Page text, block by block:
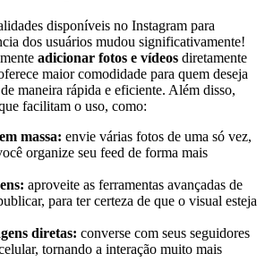
disponíveis no Instagram‌ para
dos usuários‌ mudou⁤ significativamente!
adicionar ⁢fotos ⁣e vídeos diretamente
maior comodidade para ⁢quem deseja
⁣maneira rápida e eficiente. Além disso,
facilitam ⁢o uso, como:
massa: envie‍ várias‍ fotos de uma só vez,
organize seu feed de forma mais
aproveite as ferramentas​ avançadas de
para⁣ ter certeza‍ de que o visual ‍esteja
diretas: converse com seus‌ seguidores
tornando a interação muito mais